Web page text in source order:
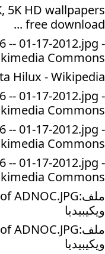
5K HD wallpapers
free download ...
-- 01-17-2012.jpg -
Commons
Hilux - Wikipedia
-- 01-17-2012.jpg -
Commons
-- 01-17-2012.jpg -
Commons
-- 01-17-2012.jpg -
Commons
ويكيبيديا
ويكيبيديا